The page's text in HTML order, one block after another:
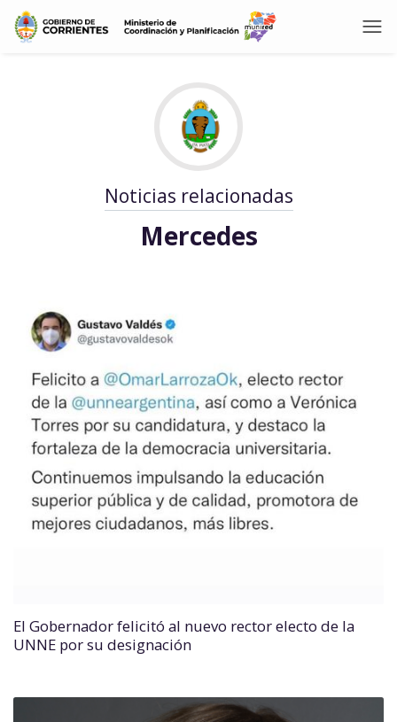
Noticias relacionadas
Mercedes
El Gobernador felicitó al nuevo rector electo de la
UNNE por su designación